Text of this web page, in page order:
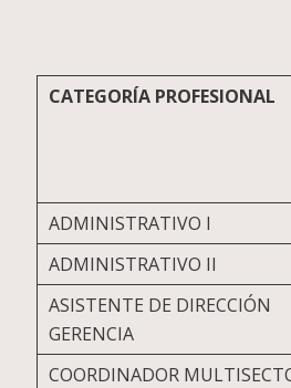
CATEGORÍA PROFESIONAL
ADMINISTRATIVO I
ADMINISTRATIVO II
ASISTENTE DE DIRECCIÓN
GERENCIA
COORDINADOR